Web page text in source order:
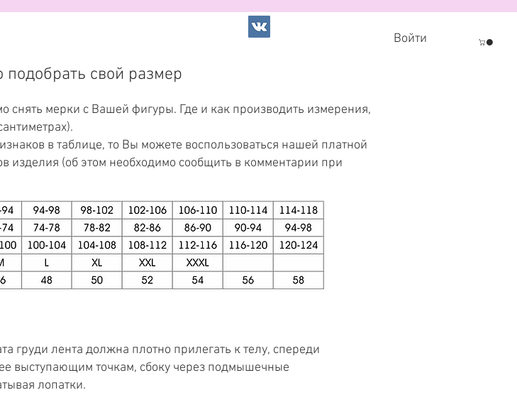
Войти
подобрать свой размер
снять мерки с Вашей фигуры. Где и как производить измерения,
в таблице, то Вы можете воспользоваться нашей платной
изделия (об этом необходимо сообщить в комментарии при
груди лента должна плотно прилегать к телу, спереди
выступающим точкам, сбоку через подмышечные
лопатки.